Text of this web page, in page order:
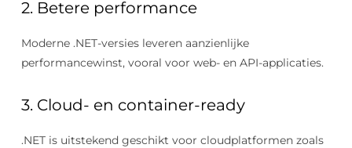
2. Betere performance
Moderne .NET-versies leveren aanzienlijke
performancewinst, vooral voor web- en API-applicaties.
3. Cloud- en container-ready
.NET is uitstekend geschikt voor cloudplatformen zoals